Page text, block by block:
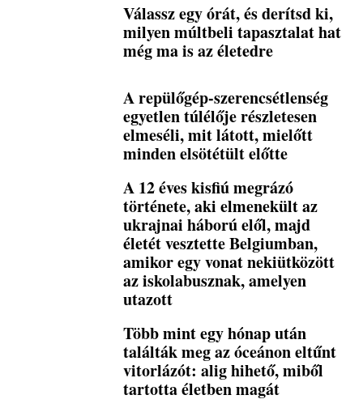
Válassz egy órát, és derítsd ki,
milyen múltbeli tapasztalat hat
még ma is az életedre
A repülőgép-szerencsétlenség
egyetlen túlélője részletesen
elmeséli, mit látott, mielőtt
minden elsötétült előtte
A 12 éves kisfiú megrázó
története, aki elmenekült az
ukrajnai háború elől, majd
életét vesztette Belgiumban,
amikor egy vonat nekiütközött
az iskolabusznak, amelyen
utazott
Több mint egy hónap után
találták meg az óceánon eltűnt
vitorlázót: alig hihető, miből
tartotta életben magát